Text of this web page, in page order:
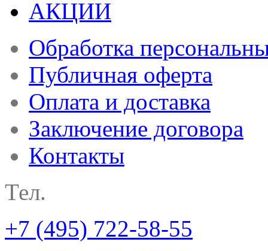
АКЦИИ
Обработка
Публичная оферта
Оплата и доставка
Заключение договора
Контакты
Тел.
+7 (495) 722-58-55